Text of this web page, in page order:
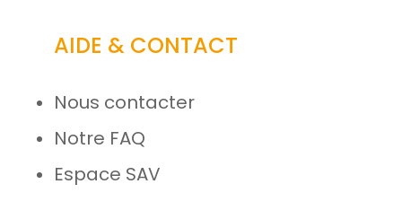
AIDE & CONTACT
Nous contacter
Notre FAQ
Espace SAV